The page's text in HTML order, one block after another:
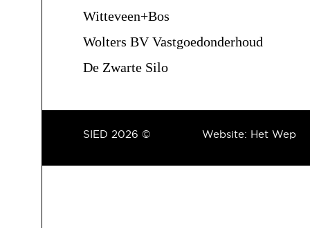
Witteveen+Bos
Wolters BV Vastgoedonderhoud
De Zwarte Silo
Website: Het Wep
SIED 2026 ©